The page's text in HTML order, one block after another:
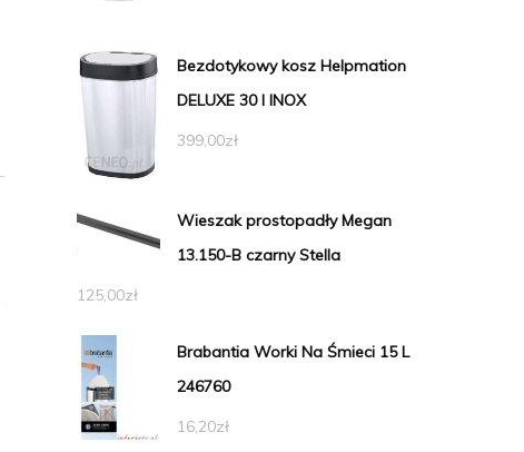
Bezdotykowy kosz Helpmation
DELUXE 30 l INOX
399,00zł
Wieszak prostopadły Megan
13.150-B czarny Stella
125,00zł
Brabantia Worki Na Śmieci 15 L
246760
16,20zł